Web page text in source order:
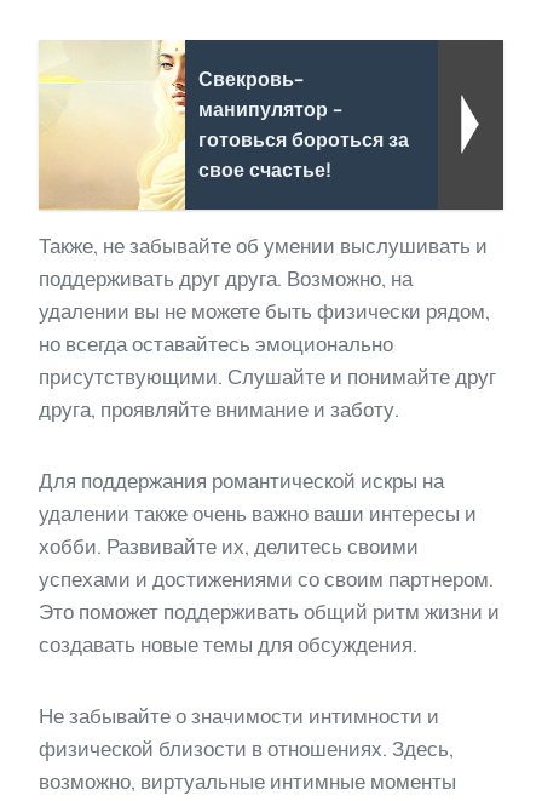
Свекровь-
манипулятор -
готовься бороться за
свое счастье!
Также, не забывайте об умении выслушивать и
поддерживать друг друга. Возможно, на
удалении вы не можете быть физически рядом,
но всегда оставайтесь эмоционально
присутствующими. Слушайте и понимайте друг
друга, проявляйте внимание и заботу.
Для поддержания романтической искры на
удалении также очень важно ваши интересы и
хобби. Развивайте их, делитесь своими
успехами и достижениями со своим партнером.
Это поможет поддерживать общий ритм жизни и
создавать новые темы для обсуждения.
Не забывайте о значимости интимности и
физической близости в отношениях. Здесь,
возможно, виртуальные интимные моменты